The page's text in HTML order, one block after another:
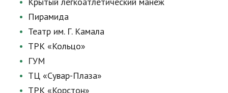
Пирамида
Театр им. Г. Камала
ТРК «Кольцо»
ГУМ
ТЦ «Сувар-Плаза»
ТРК «Корстон»